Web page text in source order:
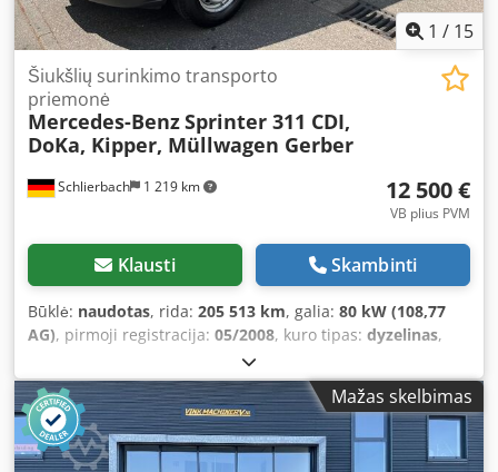
1 / 15
Schlierbach 1 219 km
Šiukšlių surinkimo transporto
priemonė
Mercedes-BenzSprinter 311 CDI,
DoKa, Kipper, Müllwagen Gerber
12 500 €
VB plius PVM
Klausti Skambinti
Būklė: naudotas, rida: 205 513 km, galia: 80 kW (108,77
AG), pirmoji registracija: 05/2008, kuro tipas: dyzelinas,
, Gamybos metai:
Mažas skelbimas